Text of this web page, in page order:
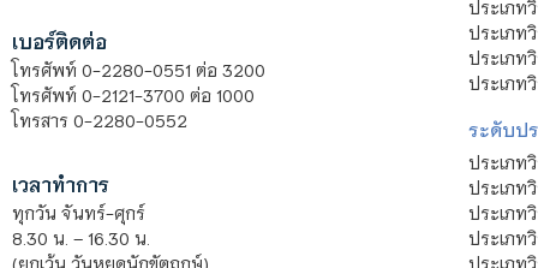
เบอร์ติดต่อ
โทรศัพท์ 0-2280-0551 ต่อ 3200
โทรศัพท์ 0-2121-3700 ต่อ 1000
โทรสาร 0-2280-0552
เวลาทำการ
ทุกวัน จันทร์-ศุกร์
8.30 น. – 16.30 น.
(ยกเว้น วันหยุดนักขัตฤกษ์)
ประเภท
ประเภท
ประเภท
ประเภท
ระดับป
ประเภท
ประเภท
ประเภท
ประเภท
ประเภท